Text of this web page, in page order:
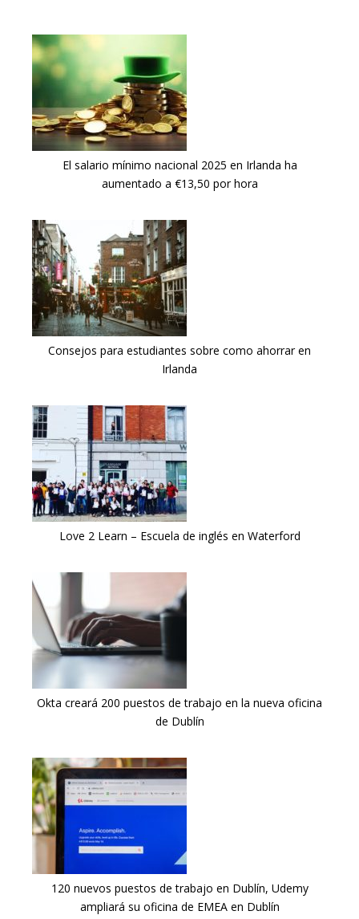
El salario mínimo nacional 2025 en Irlanda ha
aumentado a €13,50 por hora
Consejos para estudiantes sobre como ahorrar en
Irlanda
Love 2 Learn – Escuela de inglés en Waterford
Okta creará 200 puestos de trabajo en la nueva oficina
de Dublín
120 nuevos puestos de trabajo en Dublín, Udemy
ampliará su oficina de EMEA en Dublín